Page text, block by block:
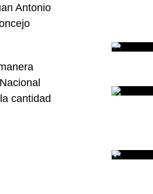
Antonio
cantidad
nuevas
una